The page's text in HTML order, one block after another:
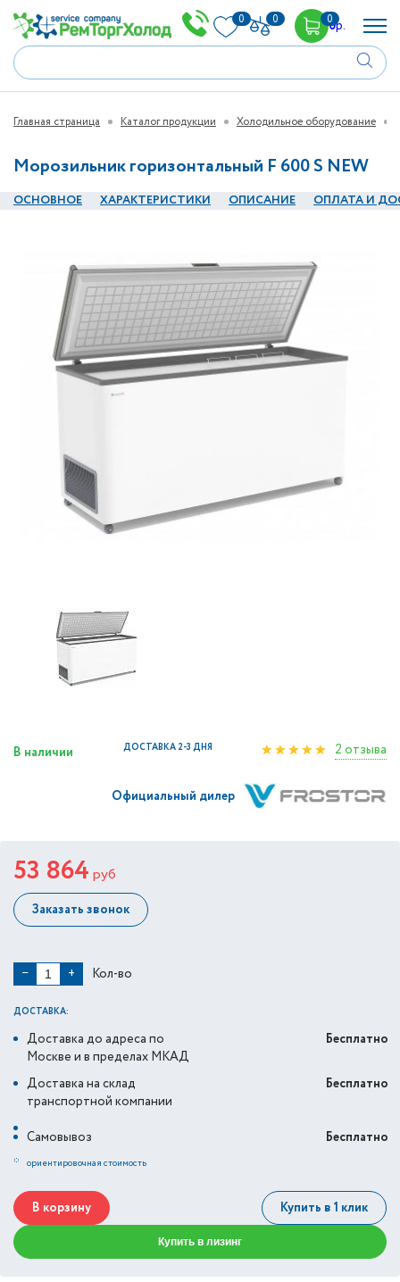
0 0 00р.
Главная страница Каталог продукции Холодильное оборудование
Морозильник горизонтальный F 600 S NEW
ОСНОВНОЕ ХАРАКТЕРИСТИКИ ОПИСАНИЕ ОПЛАТА И
В наличии ДОСТАВКА 2-3 ДНЯ 2 отзыва
Официальный дилер
53 864 руб
Заказать звонок
− + Кол-во
ДОСТАВКА:
Доставка до адреса по
Москве и в пределах МКАД
Бесплатно
Доставка на склад
транспортной компании
Бесплатно
Самовывоз
Бесплатно
* ориентировочная стоимость
В корзину Купить в 1 клик
Купить в лизинг